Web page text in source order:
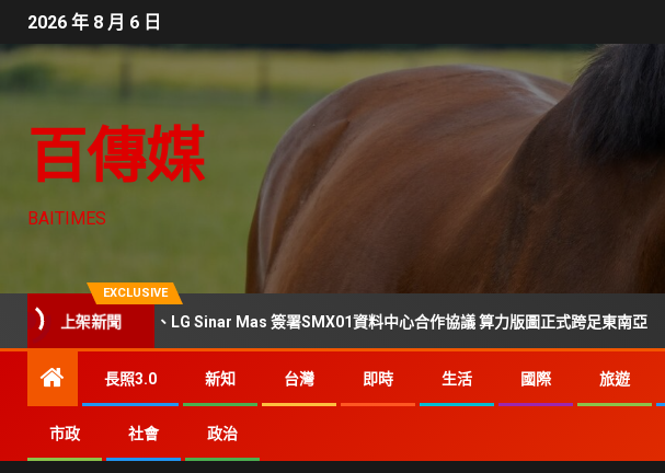
2026 年 8 月 6 日
百傳媒
BAITIMES
EXCLUSIVE
上架新聞
Centers、LG Sinar Mas 簽署SMX01資料中心合作協議 算力版圖正式跨足東南亞
長照3.0 新知 台灣 即時 生活 國際 旅遊
市政 社會 政治